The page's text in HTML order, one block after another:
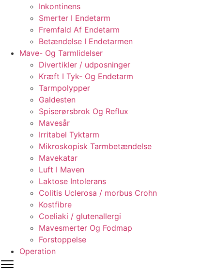
Inkontinens
Smerter I Endetarm
Fremfald Af Endetarm
Betændelse I Endetarmen
Mave- Og Tarmlidelser
Divertikler / udposninger
Kræft I Tyk- Og Endetarm
Tarmpolypper
Galdesten
Spiserørsbrok Og Reflux
Mavesår
Irritabel Tyktarm
Mikroskopisk Tarmbetændelse
Mavekatar
Luft I Maven
Laktose Intolerans
Colitis Uclerosa / morbus Crohn
Kostfibre
Coeliaki / glutenallergi
Mavesmerter Og Fodmap
Forstoppelse
Operation